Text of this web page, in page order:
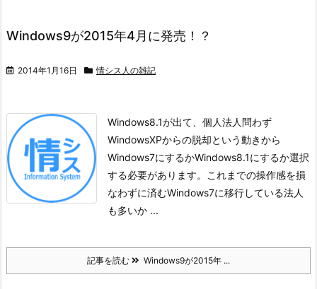
Windows9が2015年4月に発売！？
2014年1月16日 情シス人の雑記
Windows8.1が出て、個人法人問わず
WindowsXPからの脱却という動きから
Windows7にするかWindows8.1にするか選択
する必要があります。これまでの操作感を損
なわずに済むWindows7に移行している法人
も多いか ...
記事を読む Windows9が2015年 ...